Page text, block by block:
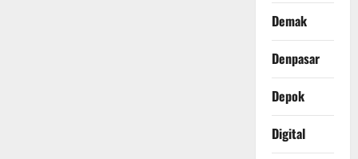
Demak
Denpasar
Depok
Digital